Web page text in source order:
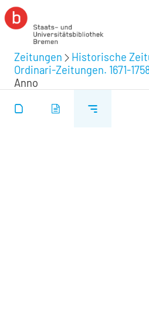
Zeitungen Historische
Ordinari-Zeitungen. 1671-
Anno